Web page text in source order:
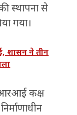
स्थापना से
गया।
शासन ने तीन
कक्ष